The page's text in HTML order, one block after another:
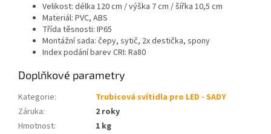
Velikost: délka 120 cm / výška 7 cm / šířka 10,5 cm
Materiál: PVC, ABS
Třída těsnosti: IP65
Montážní sada: čepy, sytič, 2x destička, spony
Index podání barev CRI: Ra80
Doplňkové parametry
Kategorie:
Trubicová svítidla pro LED - SADY
Záruka:
2 roky
Hmotnost:
1 kg